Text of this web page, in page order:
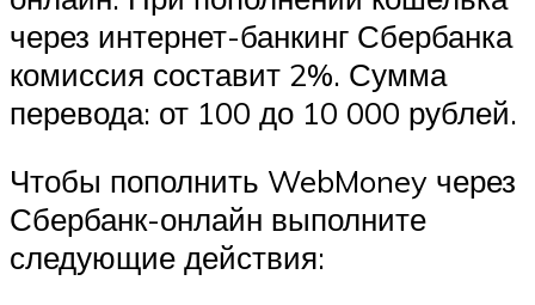
через интернет-банкинг Сбербанка
комиссия составит 2%. Сумма
перевода: от 100 до 10 000 рублей.
Чтобы пополнить WebMoney через
Сбербанк-онлайн выполните
следующие действия: